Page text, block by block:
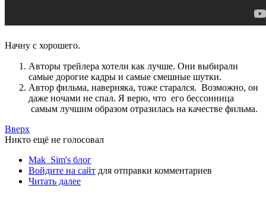
Начну с хорошего.
Авторы трейлера хотели как лучше. Они выбирали
самые дорогие кадры и самые смешные шутки.
Автор фильма, наверняка, тоже старался. Возможно, он
даже ночами не спал. Я верю, что его бессонница
самым лучшим образом отразилась на качестве фильма.
Вверх
Никто ещё не голосовал
Mak_Sim's блог
Войдите на сайт для отправки комментариев
Читать далее